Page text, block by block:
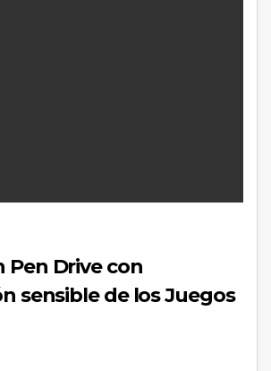
Pen Drive con
sensible de los Juegos